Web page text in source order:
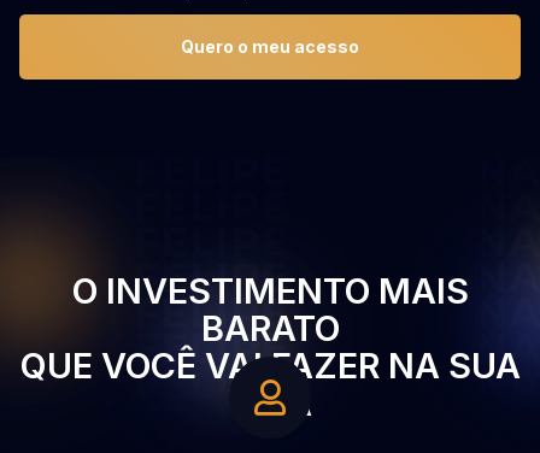
Quero o meu acesso
O INVESTIMENTO MAIS
BARATO
QUE VOCÊ VAI FAZER NA SUA
VIDA